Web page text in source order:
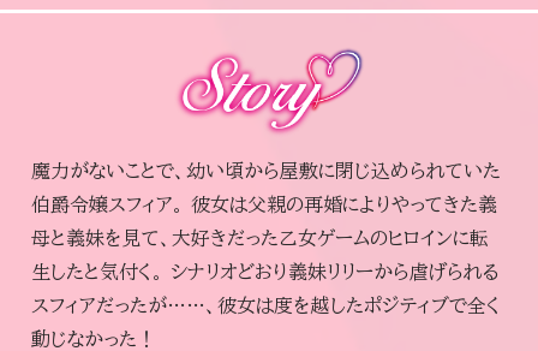
コミックパルフェ
コミックエッセイ
閉じる
魔力がないことで、幼い頃から屋敷に閉じ込められていた
伯爵令嬢スフィア。 彼女は父親の再婚によりやってきた義
母と義妹を見て、大好きだった乙女ゲームのヒロインに転
生したと気付く。 シナリオどおり義妹リリーから虐げられる
スフィアだったが……、彼女は度を越したポジティブで全く
動じなかった！